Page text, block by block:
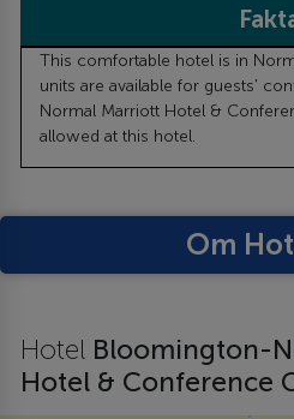
This comfortable hotel is in
units are available for guests'
Normal Marriott Hotel &
allowed at this hotel.
Om
Hotel Bloomington-
Hotel & Conference